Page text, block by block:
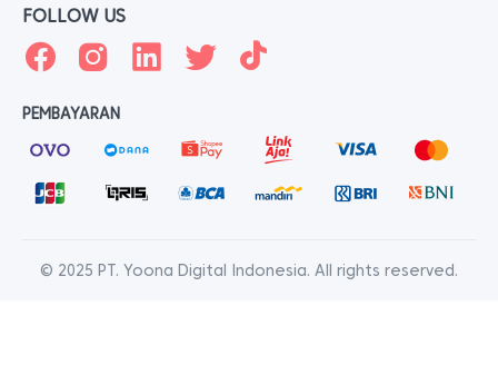
FOLLOW US
PEMBAYARAN
© 2025 PT. Yoona Digital Indonesia. All rights reserved.